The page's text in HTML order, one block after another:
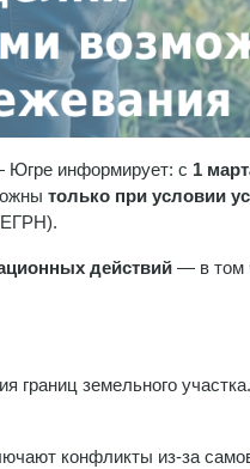
Югре информирует: с 1
только при условии
действий — в том
границ земельного
конфликты из-за